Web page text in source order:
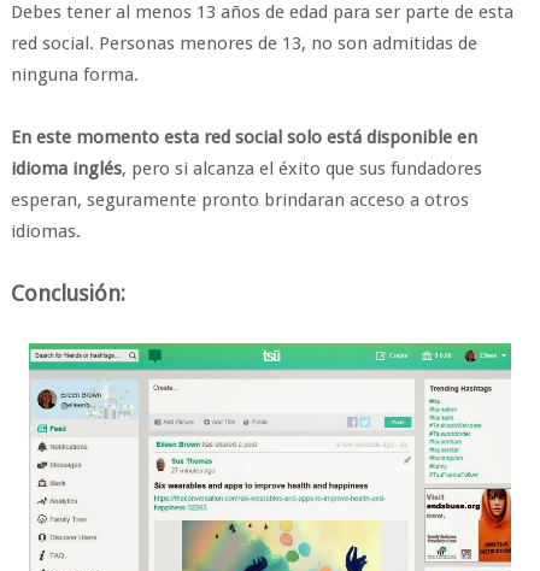
Debes tener al menos 13 años de edad para ser parte de esta
red social. Personas menores de 13, no son admitidas de
ninguna forma.
En este momento esta red social solo está disponible en
idioma inglés, pero si alcanza el éxito que sus fundadores
esperan, seguramente pronto brindaran acceso a otros
idiomas.
Conclusión: